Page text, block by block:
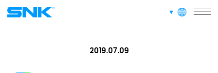
languages
RECRUIT
채용 정보
2019.07.09